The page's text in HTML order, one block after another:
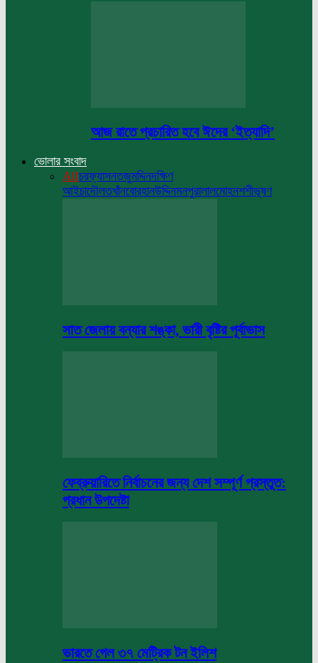
আজ রাতে প্রচারিত হবে ঈদের ‘ইত্যাদি’
ভোলার সংবাদ
Allচরফ্যাসনতজুমদ্দিনদক্ষিণ
আইচাদৌলতখাঁনবোরহানউদ্দিনমনপুরালালমোহনশশীভূষণ
সাত জেলায় বন্যার শঙ্কা, ভারী বৃষ্টির পূর্বাভাস
ফেব্রুয়ারিতে নির্বাচনের জন্য দেশ সম্পূর্ণ প্রস্তুত:
প্রধান উপদেষ্টা
ভারতে গেল ৩৭ মেট্রিক টন ইলিশ